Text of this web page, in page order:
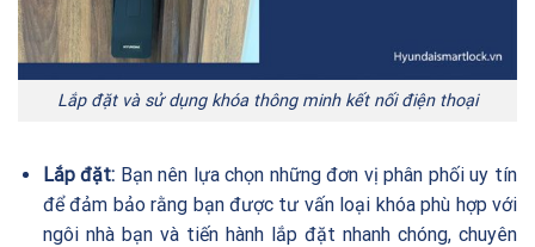
Lắp đặt và sử dụng khóa thông minh kết nối điện thoại
Lắp đặt: Bạn nên lựa chọn những đơn vị phân phối uy tín
để đảm bảo rằng bạn được tư vấn loại khóa phù hợp với
ngôi nhà bạn và tiến hành lắp đặt nhanh chóng, chuyên